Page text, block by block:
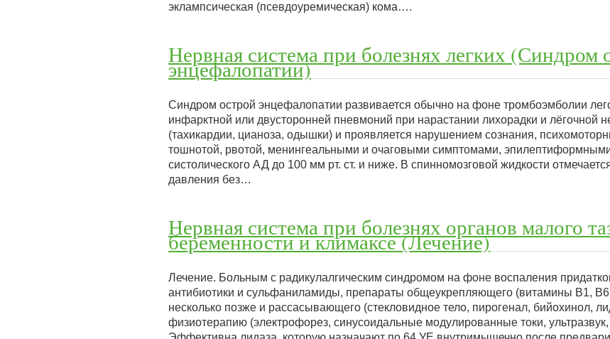
эклампсическая (псевдоуремическая) кома….
Нервная система при болезнях легких (Синдром
энцефалопатии)
Синдром острой энцефалопатии развивается обычно на фоне тромбоэмболии
инфарктной или двусторонней пневмоний при нарастании лихорадки и лёгочной
(тахикардии, цианоза, одышки) и проявляется нарушением сознания,
тошнотой, рвотой, менингеальными и очаговыми симптомами,
систолического АД до 100 мм рт. ст. и ниже. В спинномозговой жидкости
давления без…
Нервная система при болезнях органов малого
беременности и климаксе (Лечение)
Лечение. Больным с радикулалгическим синдромом на фоне воспаления
антибиотики и сульфаниламиды, препараты общеукрепляющего (витамины В1, B6,
несколько позже и рассасывающего (стекловидное тело, пирогенал, бийохинол,
физиотерапию (электрофорез, синусоидальные модулированные токи,